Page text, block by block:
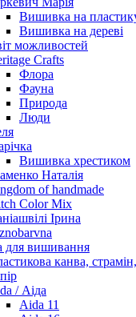
Вишивка на
Вишивка на дереві
можливостей
Crafts
Флора
Фауна
Природа
Люди
Вишивка хрестиком
Наталія
of handmade
Color Mix
Ірина
для вишивання
канва,
/ Аіда
Aida 11